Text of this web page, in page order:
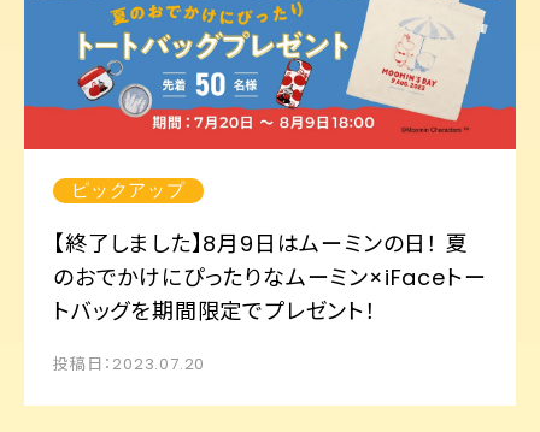
ト
ピックアップ
【終了しました】8月9日はムーミンの日！ 夏
のおでかけにぴったりなムーミン×iFaceトー
トバッグを期間限定でプレゼント！
投稿日：2023.07.20